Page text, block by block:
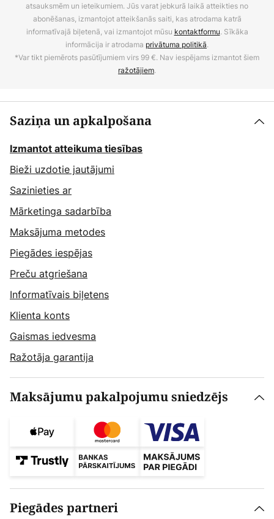
atsauksmēm un ieteikumiem. Jūs varat jebkurā laikā atteikties no
abonēšanas, izmantojot atteikšanās saiti, kas atrodama katrā
informatīvajā biļetenā, vai izmantojot mūsu kontaktformu. Sīkāka
informācija ir atrodama privātuma politikā.
*Var tikt piemērots pasūtījumiem virs 99 €. Nav iespējams izmantot šiem
ražotājiem.
Saziņa un apkalpošana
Izmantot atteikuma tiesības
Bieži uzdotie jautājumi
Sazinieties ar
Mārketinga sadarbība
Maksājuma metodes
Piegādes iespējas
Preču atgriešana
Informatīvais biļetens
Klienta konts
Gaismas iedvesma
Ražotāja garantija
Maksājumu pakalpojumu sniedzējs
Piegādes partneri